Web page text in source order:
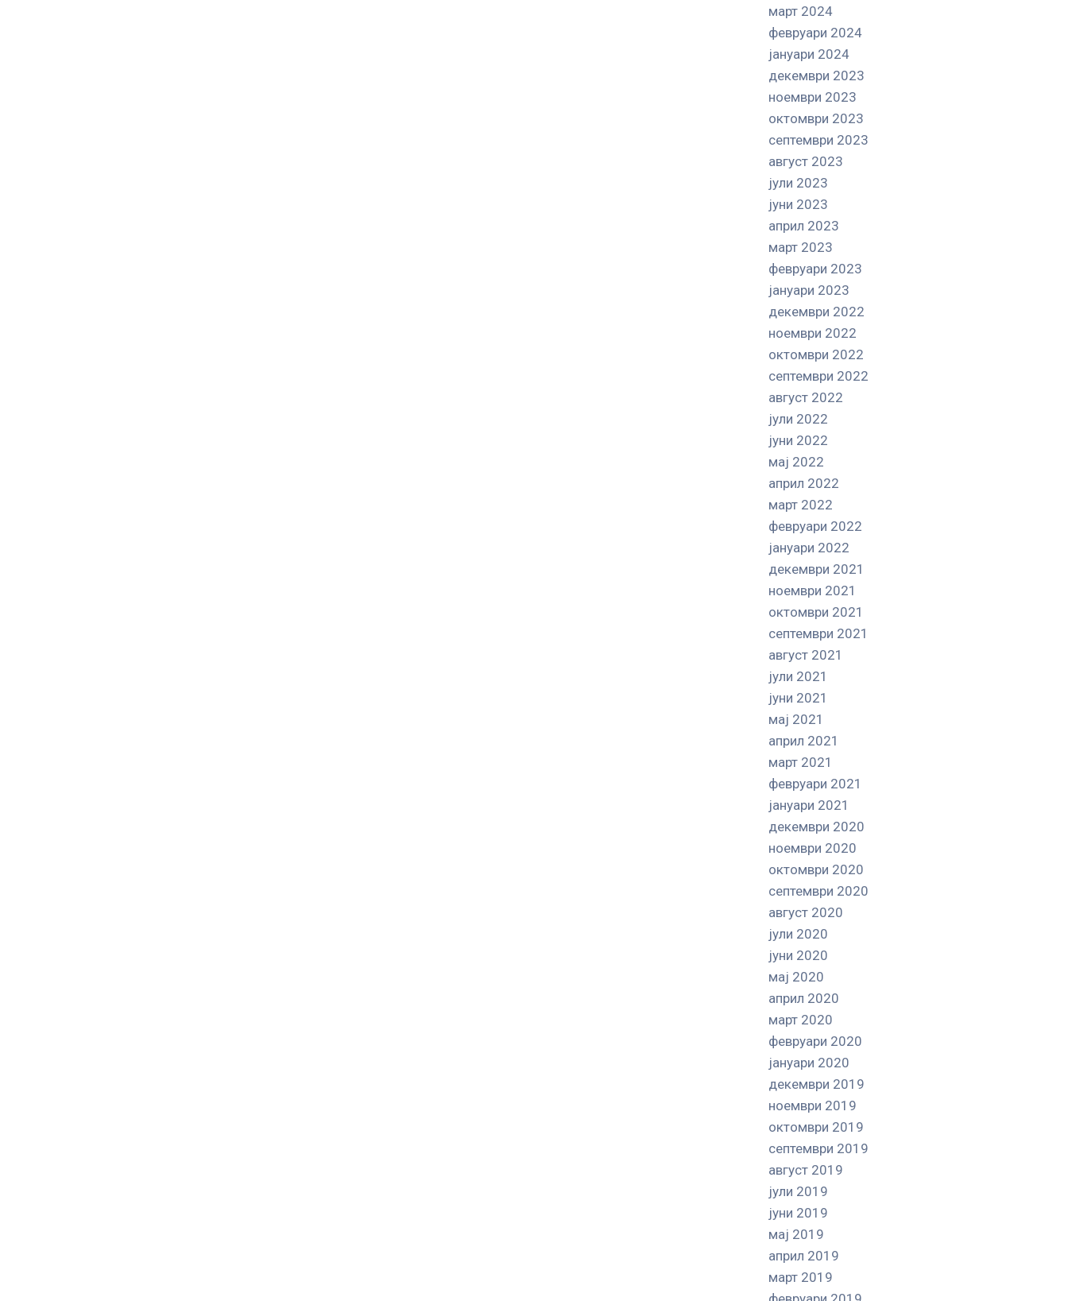
март 2024
февруари 2024
јануари 2024
декември 2023
ноември 2023
октомври 2023
септември 2023
август 2023
јули 2023
јуни 2023
април 2023
март 2023
февруари 2023
јануари 2023
декември 2022
ноември 2022
октомври 2022
септември 2022
август 2022
јули 2022
јуни 2022
мај 2022
април 2022
март 2022
февруари 2022
јануари 2022
декември 2021
ноември 2021
октомври 2021
септември 2021
август 2021
јули 2021
јуни 2021
мај 2021
април 2021
март 2021
февруари 2021
јануари 2021
декември 2020
ноември 2020
октомври 2020
септември 2020
август 2020
јули 2020
јуни 2020
мај 2020
април 2020
март 2020
февруари 2020
јануари 2020
декември 2019
ноември 2019
октомври 2019
септември 2019
август 2019
јули 2019
јуни 2019
мај 2019
април 2019
март 2019